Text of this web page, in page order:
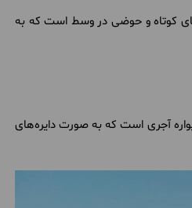
کوتاه و حوضی در وسط است که به
از سه دیواره آجری است که به صورت دایره‌های